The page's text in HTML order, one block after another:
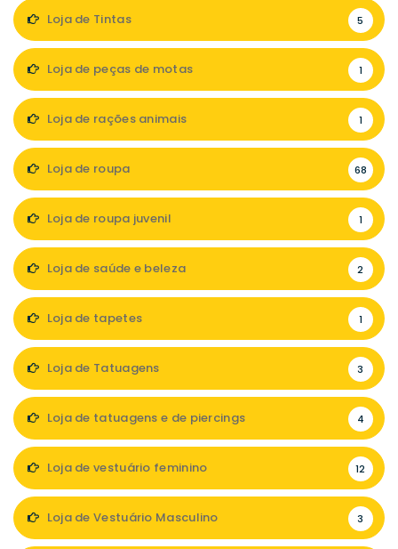
Loja de Tintas 5
Loja de peças de motas 1
Loja de rações animais 1
Loja de roupa 68
Loja de roupa juvenil 1
Loja de saúde e beleza 2
Loja de tapetes 1
Loja de Tatuagens 3
Loja de tatuagens e de piercings 4
Loja de vestuário feminino 12
Loja de Vestuário Masculino 3